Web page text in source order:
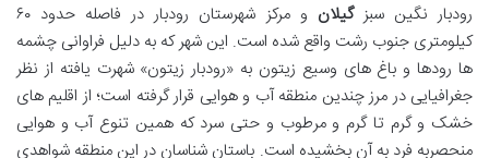
رودبار نگین سبزگیلان
و مرکز شهرستان رودبار در فاصله حدود ۶۰
کیلومتری جنوب رشت واقع شده است. این شهر که به دلیل فراوانی چشمه
ها رودها و باغ های وسیع زیتون به «رودبار زیتون» شهرت یافته از نظر
جغرافیایی در مرز چندین منطقه آب و هوایی قرار گرفته است؛ از اقلیم های
خشک و گرم تا گرم و مرطوب و حتی سرد که همین تنوع آب و هوایی
منحصربه فرد به آن بخشیده است. باستان شناسان در این منطقه شواهدی